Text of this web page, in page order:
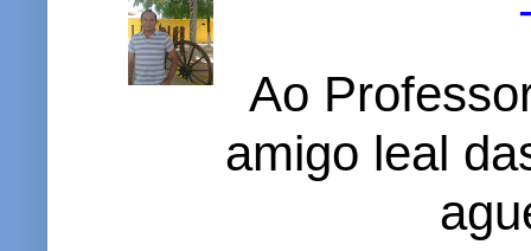
Ao
amigo leal